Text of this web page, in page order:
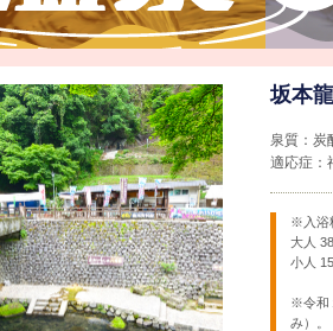
坂本
泉質：炭
適応症：
※入浴
大人
小人
※令和
み）。